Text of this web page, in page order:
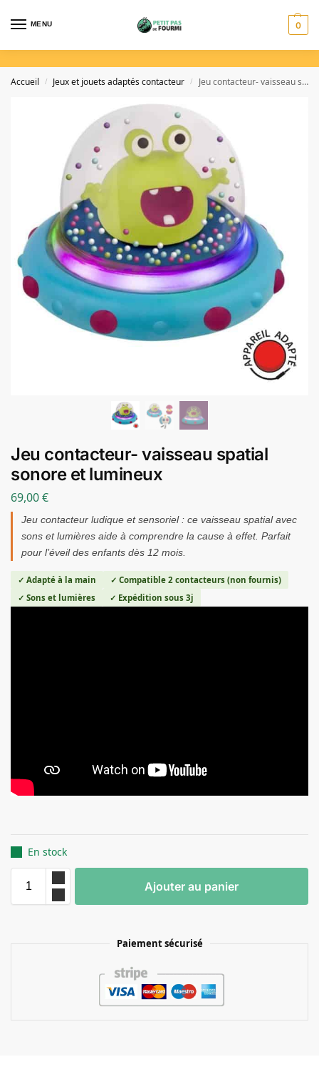
MENU 0
Accueil / Jeux et jouets adaptés contacteur / Jeu contacteur- vaisseau spatial sonore et lumineux
Jeu contacteur- vaisseau spatial
sonore et lumineux
69,00€
Jeu contacteur ludique et sensoriel : ce vaisseau spatial avec
sons et lumières aide à comprendre la cause à effet. Parfait
pour l’éveil des enfants dès 12 mois.
✓ Adapté à la main
✓ Compatible 2 contacteurs (non fournis)
✓ Sons et lumières
✓ Expédition sous 3j
En stock
Ajouter au panier
Paiement sécurisé